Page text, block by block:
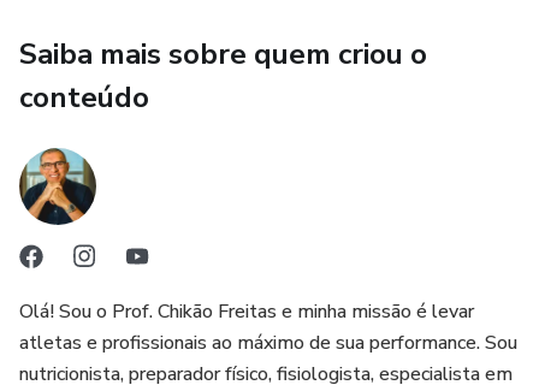
preservando sua força, energia, função cognitiva e, o mais
importante, sua saúde. Minhas pesquisas e publicações
Saiba mais sobre quem criou o
conteúdo
Olá! Sou o Prof. Chikão Freitas e minha missão é levar
atletas e profissionais ao máximo de sua performance. Sou
nutricionista, preparador físico, fisiologista, especialista em